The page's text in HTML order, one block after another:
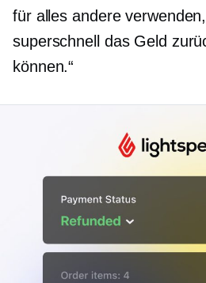
für alles andere
superschnell das Geld
können.“